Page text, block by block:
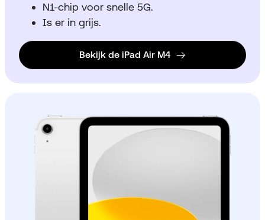
N1-chip voor snelle 5G.
Is er in grijs.
Bekijk de iPad Air M4